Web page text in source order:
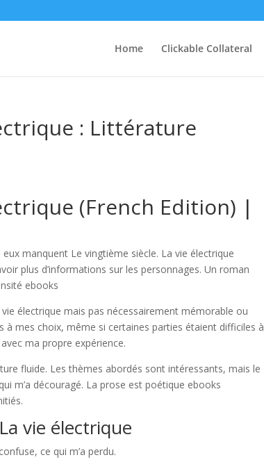
Home Clickable Collateral
: Littérature
(French Edition) |
manquent Le vingtième siècle. La vie électrique
plus d’informations sur les personnages. Un roman
ebooks
électrique mais pas nécessairement mémorable ou
à mes choix, même si certaines parties étaient difficiles à
ma propre expérience.
fluide. Les thèmes abordés sont intéressants, mais le
m’a découragé. La prose est poétique ebooks
vie électrique
ce qui m’a perdu.